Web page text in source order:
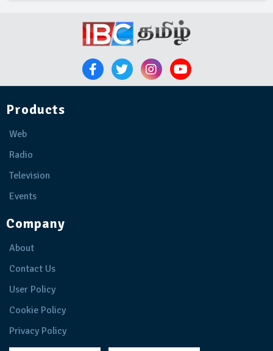
Products
Web
Radio
Television
Events
Company
About
Contact Us
User Policy
Cookie Policy
Privacy Policy